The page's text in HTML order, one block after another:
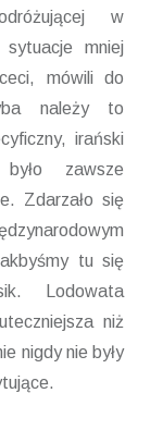
w
mniej
mówili do
należy to
irański
było zawsze
Zdarzało się
tu się
Lodowata
niż
nigdy nie były